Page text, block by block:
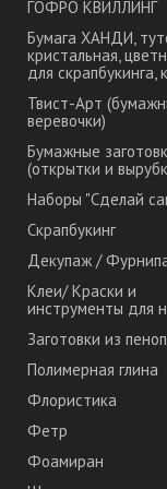
ГОФРО КВИЛЛИНГ
Бумага ХАНДИ,
кристальная,
для скрапбукинга,
Твист-Арт
веревочки)
Бумажные
(открытки и
Наборы "Сделай
Скрапбукинг
Декупаж /
Клеи/ Краски и
инструменты для
Заготовки из
Полимерная глина
Флористика
Фетр
Фоамиран